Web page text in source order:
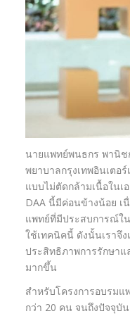
นายแพทย์พนธกร พานิช
พยาบาลกรุงเทพอินเตอ
แบบไม่ตัดกล้ามเนื้อในเ
DAA นี้มีค่อนข้างน้อย เ
แพทย์ที่มีประสบการณ์ใ
ใช้เทคนิคนี้ ดังนั้นเราจึ
ประสิทธิภาพการรักษาแ
มากขึ้น
สำหรับโครงการอบรมแ
กว่า 20 คน จนถึงปัจจุบั